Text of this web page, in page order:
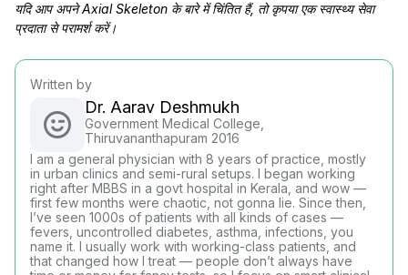
यदि आप अपने Axial Skeleton के बारे में चिंतित हैं, तो कृपया एक स्वास्थ्य सेवा
प्रदाता से परामर्श करें।
Written by
Dr. Aarav Deshmukh
Government Medical College,
Thiruvananthapuram 2016
I am a general physician with 8 years of practice, mostly
in urban clinics and semi-rural setups. I began working
right after MBBS in a govt hospital in Kerala, and wow —
first few months were chaotic, not gonna lie. Since then,
I’ve seen 1000s of patients with all kinds of cases —
fevers, uncontrolled diabetes, asthma, infections, you
name it. I usually work with working-class patients, and
that changed how I treat — people don’t always have